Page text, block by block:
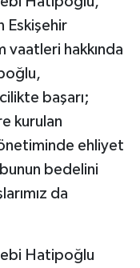
Eskişehir
vaatleri hakkında
başarı;
kurulan
ehliyet
bedelini
da
Hatipoğlu